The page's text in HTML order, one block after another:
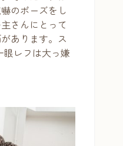
のポーズをし
さんにとって
あります。ス
眼レフは大っ嫌